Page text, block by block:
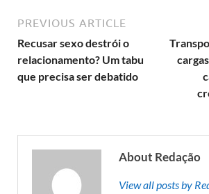
PREVIOUS ARTICLE
Recusar sexo destrói o
relacionamento? Um tabu
que precisa ser debatido
About Redação
View all posts by